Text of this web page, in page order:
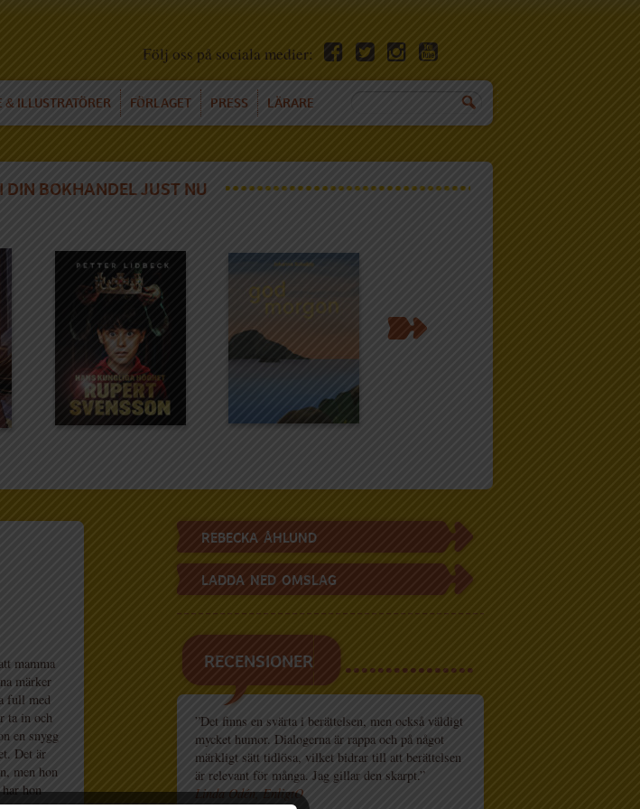
Följ oss på sociala medier:
& ILLUSTRATÖRER FÖRLAGET PRESS LÄRARE
I DIN BOKHANDEL JUST NU
mamma
märker
full med
ta in och
en snygg
Det är
men hon
hon
REBECKA ÅHLUND
LADDA NED OMSLAG
RECENSIONER
”Det finns en svärta i berättelsen, men också väldigt
mycket humor. Dialogerna är rappa och på något
märkligt sätt tidlösa, vilket bidrar till att berättelsen
är relevant för många. Jag gillar den skarpt.”
Linda Odén, EnligtO